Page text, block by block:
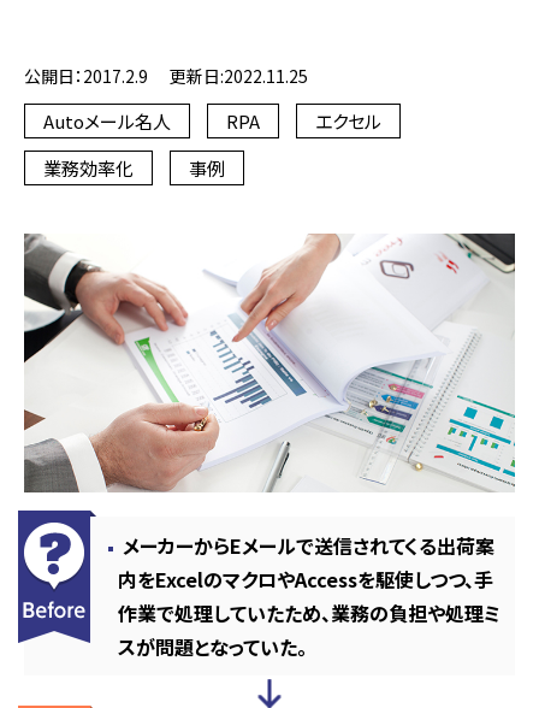
公開日：2017.2.9 更新日:2022.11.25
Autoメール名人 RPA
エクセル
業務効率化
事例
メーカーからEメールで送信されてくる出荷案
内をExcelのマクロやAccessを駆使しつつ、手
作業で処理していたため、業務の負担や処理ミ
スが問題となっていた。